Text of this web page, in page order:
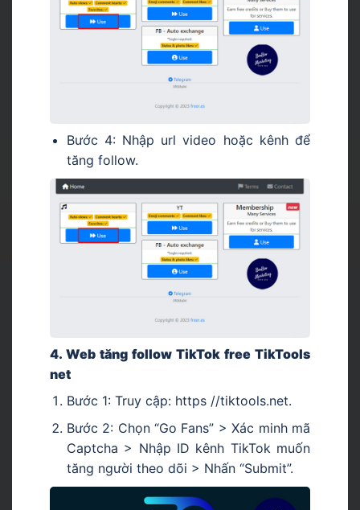
Bước 4: Nhập url video hoặc kênh để
tăng follow.
4. Web tăng follow TikTok free TikTools
net
Bước 1: Truy cập: https //tiktools.net.
Bước 2: Chọn “Go Fans” > Xác minh mã
Captcha > Nhập ID kênh TikTok muốn
tăng người theo dõi > Nhấn “Submit”.